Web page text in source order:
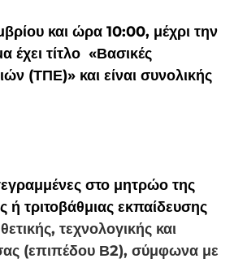
και ώρα 10:00, μέχρι την
τίτλο  «Βασικές
(ΤΠΕ)» και είναι συνολικής
στο μητρώο της
τριτοβάθμιας εκπαίδευσης
τεχνολογικής και
(επιπέδου Β2), σύμφωνα με